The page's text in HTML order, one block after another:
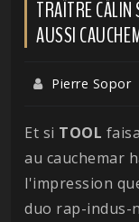
TRAÎTRE
AUSSI
Pierre Sopor
Et si TOOL
au cauchemar
l'impression
duo rap-indus-